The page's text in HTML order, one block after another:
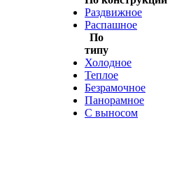
Раздвижное
Распашное
По
типу
Холодное
Теплое
Безрамочное
Панорамное
С выносом